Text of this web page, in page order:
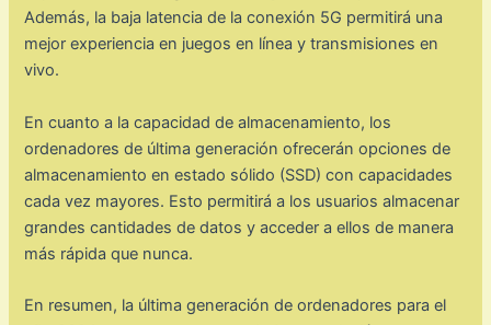
Además, la baja latencia de la conexión 5G permitirá una
mejor experiencia en juegos en línea y transmisiones en
vivo.
En cuanto a la capacidad de almacenamiento, los
ordenadores de última generación ofrecerán opciones de
almacenamiento en estado sólido (SSD) con capacidades
cada vez mayores. Esto permitirá a los usuarios almacenar
grandes cantidades de datos y acceder a ellos de manera
más rápida que nunca.
En resumen, la última generación de ordenadores para el